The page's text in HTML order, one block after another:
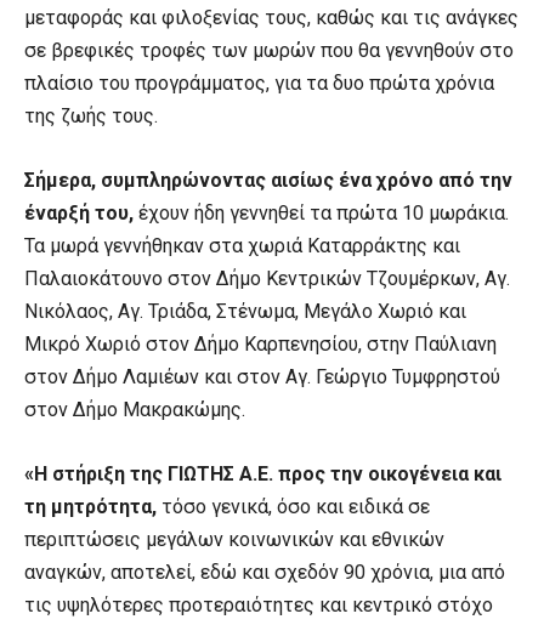
μεταφοράς και φιλοξενίας τους, καθώς και τις ανάγκες
σε βρεφικές τροφές των μωρών που θα γεννηθούν στο
πλαίσιο του προγράμματος, για τα δυο πρώτα χρόνια
της ζωής τους.
Σήμερα, συμπληρώνοντας αισίως ένα χρόνο από την
έναρξή του, έχουν ήδη γεννηθεί τα πρώτα 10 μωράκια.
Τα μωρά γεννήθηκαν στα χωριά Καταρράκτης και
Παλαιοκάτουνο στον Δήμο Κεντρικών Τζουμέρκων, Αγ.
Νικόλαος, Αγ. Τριάδα, Στένωμα, Μεγάλο Χωριό και
Μικρό Χωριό στον Δήμο Καρπενησίου, στην Παύλιανη
στον Δήμο Λαμιέων και στον Αγ. Γεώργιο Τυμφρηστού
στον Δήμο Μακρακώμης.
«Η στήριξη της ΓΙΩΤΗΣ Α.Ε. προς την οικογένεια και
τη μητρότητα, τόσο γενικά, όσο και ειδικά σε
περιπτώσεις μεγάλων κοινωνικών και εθνικών
αναγκών, αποτελεί, εδώ και σχεδόν 90 χρόνια, μια από
τις υψηλότερες προτεραιότητες και κεντρικό στόχο